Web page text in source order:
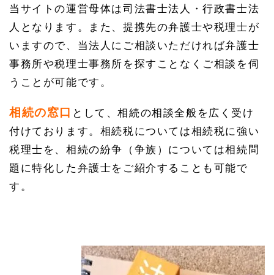
当サイトの運営母体は司法書士法人・行政書士法
人となります。また、提携先の弁護士や税理士が
いますので、当法人にご相談いただければ弁護士
事務所や税理士事務所を探すことなくご相談を伺
うことが可能です。
相続の窓口 として、相続の相談全般を広く受け
付けております。相続税については相続税に強い
税理士を、相続の紛争（争族）については相続問
題に特化した弁護士をご紹介することも可能で
す。